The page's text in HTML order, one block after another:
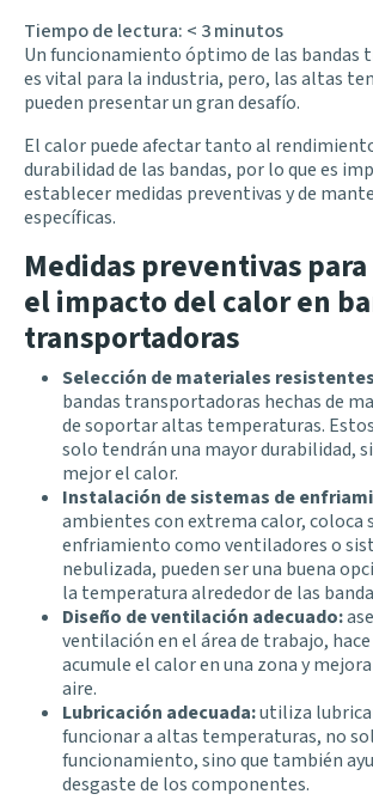
Tiempo de lectura: < 3minutos
Un funcionamiento óptimo de las bandas
es vital para la industria, pero, las altas
pueden presentar un gran desafío.
El calor puede afectar tanto al
durabilidad de las bandas, por lo que es
establecer medidas preventivas y de
específicas.
Medidas preventivas
el impacto del calor en
transportadoras
Selección de materiales
bandas transportadoras hechas de
de soportar altas temperaturas.
solo tendrán una mayor durabilidad,
mejor el calor.
Instalación de sistemas de
ambientes con extrema calor, coloca
enfriamiento como ventiladores o
nebulizada, pueden ser una buena
la temperatura alrededor de las
Diseño de ventilación adecuado:
ventilación en el área de trabajo, hace
acumule el calor en una zona y
aire.
Lubricación adecuada:utiliza
funcionar a altas temperaturas, no
funcionamiento, sino que también
desgaste de los componentes.